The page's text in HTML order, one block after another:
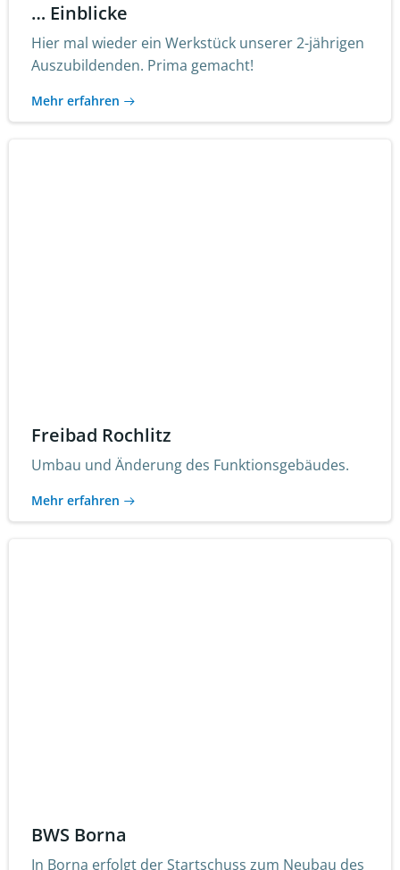
… Einblicke
Hier mal wieder ein Werkstück unserer 2-jährigen
Auszubildenden. Prima gemacht!
Mehr erfahren
Freibad Rochlitz
Umbau und Änderung des Funktionsgebäudes.
Mehr erfahren
BWS Borna
In Borna erfolgt der Startschuss zum Neubau des